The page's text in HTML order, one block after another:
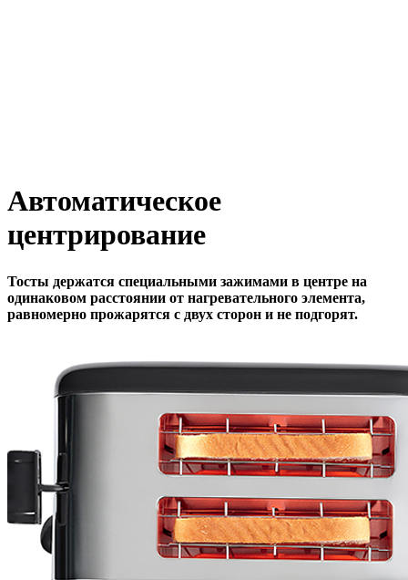
Автоматическое
центрирование
Тосты держатся специальными зажимами в центре на
одинаковом расстоянии от нагревательного элемента,
равномерно прожарятся с двух сторон и не подгорят.